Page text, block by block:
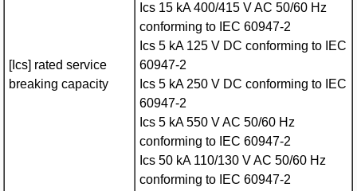
[Ics] rated service
breaking capacity
Ics 15 kA 400/415 V AC 50/60 Hz
conforming to IEC 60947-2
Ics 5 kA 125 V DC conforming to IEC
60947-2
Ics 5 kA 250 V DC conforming to IEC
60947-2
Ics 5 kA 550 V AC 50/60 Hz
conforming to IEC 60947-2
Ics 50 kA 110/130 V AC 50/60 Hz
conforming to IEC 60947-2